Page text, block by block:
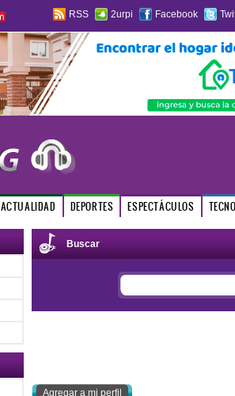
RSS 2urpi Facebook
ACTUALIDAD DEPORTES ESPECTÁCULOS
Buscar